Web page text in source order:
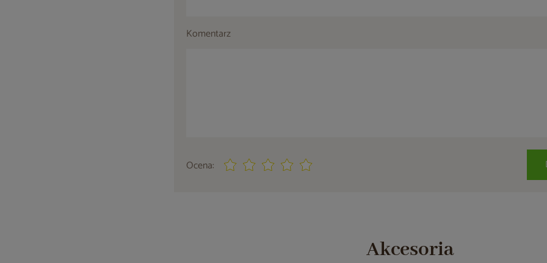
Komentarz
Ocena:
Akcesoria